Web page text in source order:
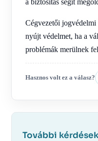
Cégvezetői
nyújt védelmet, ha a
problémák merülnek
Hasznos volt ez a válasz?
További